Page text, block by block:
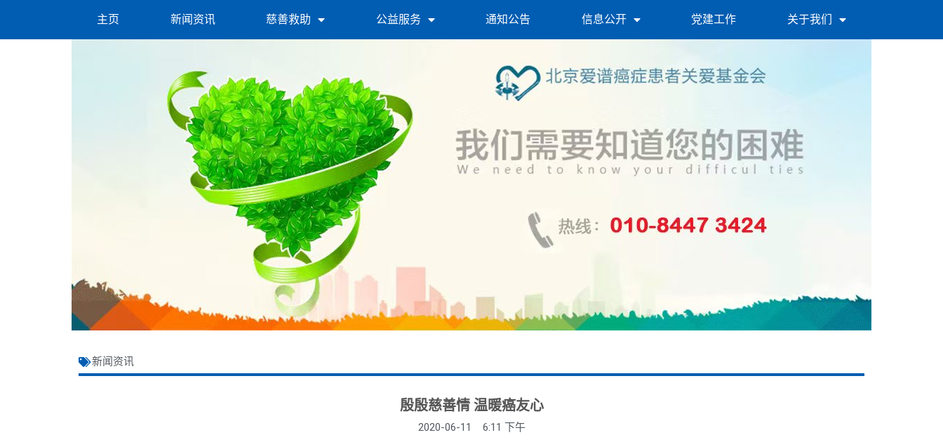
主页 新闻资讯 慈善救助 公益服务 通知公告 信息公开 党建工作 关于我们
新闻资讯
殷殷慈善情 温暖癌友心
2020-06-11 6:11 下午